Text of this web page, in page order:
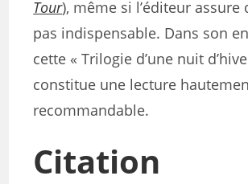
Tour), même si l’éditeur assure
pas indispensable. Dans son
cette « Trilogie d’une nuit
constitue une lecture
recommandable.
Citation